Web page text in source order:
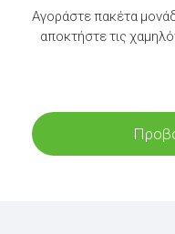
Αγοράστε πακέτα
αποκτήστε τις